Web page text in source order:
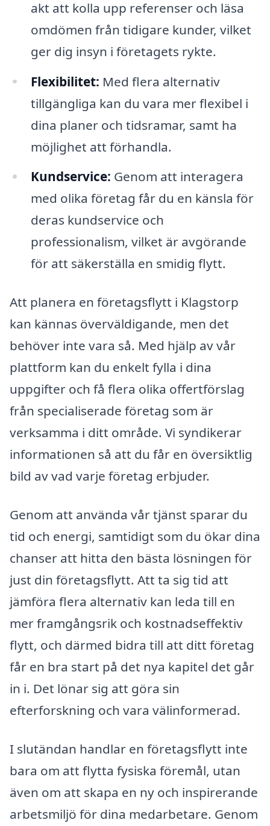
akt att kolla upp referenser och läsa
omdömen från tidigare kunder, vilket
ger dig insyn i företagets rykte.
Flexibilitet: Med flera alternativ
tillgängliga kan du vara mer flexibel i
dina planer och tidsramar, samt ha
möjlighet att förhandla.
Kundservice: Genom att interagera
med olika företag får du en känsla för
deras kundservice och
professionalism, vilket är avgörande
för att säkerställa en smidig flytt.
Att planera en företagsflytt i Klagstorp
kan kännas överväldigande, men det
behöver inte vara så. Med hjälp av vår
plattform kan du enkelt fylla i dina
uppgifter och få flera olika offertförslag
från specialiserade företag som är
verksamma i ditt område. Vi syndikerar
informationen så att du får en översiktlig
bild av vad varje företag erbjuder.
Genom att använda vår tjänst sparar du
tid och energi, samtidigt som du ökar dina
chanser att hitta den bästa lösningen för
just din företagsflytt. Att ta sig tid att
jämföra flera alternativ kan leda till en
mer framgångsrik och kostnadseffektiv
flytt, och därmed bidra till att ditt företag
får en bra start på det nya kapitel det går
in i. Det lönar sig att göra sin
efterforskning och vara välinformerad.
I slutändan handlar en företagsflytt inte
bara om att flytta fysiska föremål, utan
även om att skapa en ny och inspirerande
arbetsmiljö för dina medarbetare. Genom